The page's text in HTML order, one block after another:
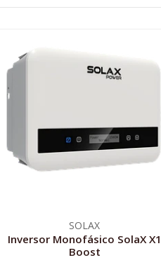
SOLAX
Inversor Monofásico SolaX X1
Boost